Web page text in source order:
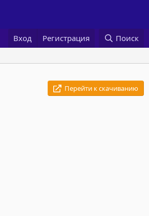
Вход Регистрация Поиск
Перейти к скачиванию